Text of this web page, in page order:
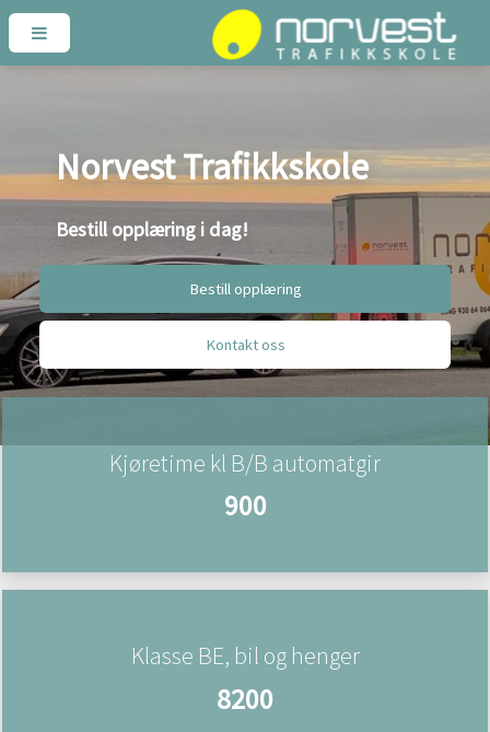
Norvest Trafikkskole
Bestill opplæring i dag!
Bestill opplæring
Kontakt oss
Kjøretime kl B/B automatgir
900
Klasse BE, bil og henger
8200